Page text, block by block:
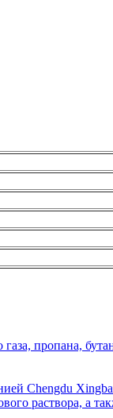
пропана,
Chengdu
раствора, а